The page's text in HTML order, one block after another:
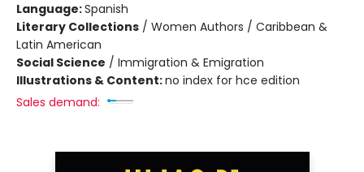
Language:Spanish
Literary Collections / Women Authors / Caribbean &
Latin American
Social Science / Immigration & Emigration
Illustrations & Content:no index for hce edition
Sales demand: